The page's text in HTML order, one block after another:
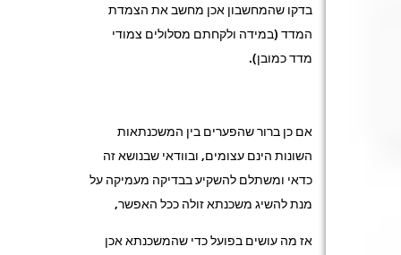
בדקו שהמחשבון אכן מחשב את הצמדת
המדד (במידה ולקחתם מסלולים צמודי
מדד כמובן).
אם כן ברור שהפערים בין המשכנתאות
השונות הינם עצומים, ובוודאי שבנושא זה
כדאי ומשתלם להשקיע בבדיקה מעמיקה על
מנת להשיג משכנתא זולה ככל האפשר,
אז מה עושים בפועל כדי שהמשכנתא אכן